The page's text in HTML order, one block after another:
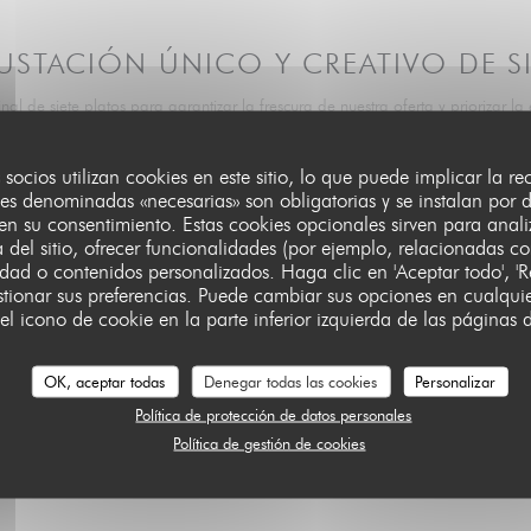
socios utilizan cookies en este sitio, lo que puede implicar la
denominadas «necesarias» son obligatorias y se instalan por
su consentimiento. Estas cookies opcionales sirven para
sitio, ofrecer funcionalidades (por ejemplo, relacionadas
o contenidos personalizados. Haga clic en 'Aceptar todo',
sus preferencias. Puede cambiar sus opciones en
icono de cookie en la parte inferior izquierda de las páginas
OK, aceptar todas Denegar todas las cookies
Personalizar
Política de protección de datos personales
Política de gestión de cookies
ÚNICO Y CREATIVO DE
de siete platos para garantizar la frescura de nuestra oferta y priorizar la
poder contarlo mejor y así fomentar el intercambio y la conexión,
con las estaciones y que privilegia los productos de circuito corto,
nobles. La experiencia culmina con la visita del chef y un regalo
cualquier alergia o hábito alimentario que pueda tener. Tenga en
veganos ni sin pescado/marisco.
119,00 EUR
y creativo, con reposición ilimitada: 65€. Maridaje creativo de